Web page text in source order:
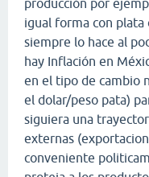
producción por
igual forma con plata
siempre lo hace al
hay Inflación en
en el tipo de cambio
el dolar/peso pata)
siguiera una
externas
conveniente